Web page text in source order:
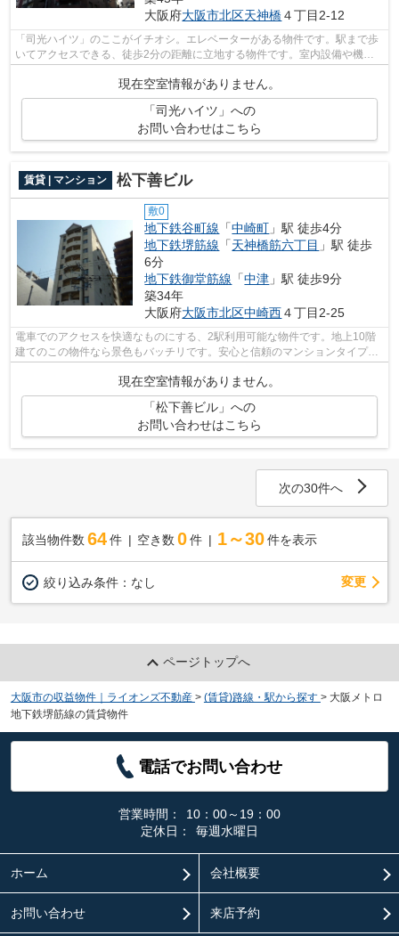
大阪府大阪市北区天神橋４丁目2-12
「司光ハイツ」のここがイチオシ。エレベーターがある物件です。駅まで歩
いてアクセスできる、徒歩2分の距離に立地する物件です。室内設備や機能
現在空室情報がありません。
「司光ハイツ」への
お問い合わせはこちら
賃貸 | マンション 松下善ビル
敷0
地下鉄谷町線 「中崎町 」駅 徒歩4分
地下鉄堺筋線 「天神橋筋六丁目 」駅 徒歩
6分
地下鉄御堂筋線 「中津 」駅 徒歩9分
築34年
大阪府大阪市北区中崎西４丁目2-25
電車でのアクセスを快適なものにする、2駅利用可能な物件です。地上10階
建てのこの物件なら景色もバッチリです。安心と信頼のマンションタイプの
物件。こちらの物件から出て300mに駐車...
現在空室情報がありません。
「松下善ビル」への
お問い合わせはこちら
次の30件へ
該当物件数 64件 空き数 0 件 1～30 件を表示
絞り込み条件： なし 変更
ページトップへ
大阪市の収益物件｜ライオンズ不動産 > (賃貸)路線・駅から探す > 大阪メトロ
地下鉄堺筋線の賃貸物件
電話でお問い合わせ
営業時間：
10：00～19：00
定休日：
毎週水曜日
ホーム 会社概要
お問い合わせ 来店予約